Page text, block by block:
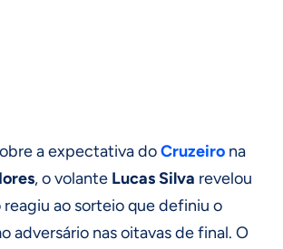
a expectativa doCruzeiro na
, o volante Lucas Silva revelou
ao sorteio que definiu o
adversário nas oitavas de final. O